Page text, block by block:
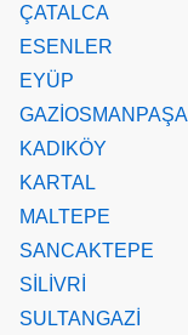
ÇATALCA
ESENLER
EYÜP
GAZİOSMANPAŞA
KADIKÖY
KARTAL
MALTEPE
SANCAKTEPE
SİLİVRİ
SULTANGAZİ